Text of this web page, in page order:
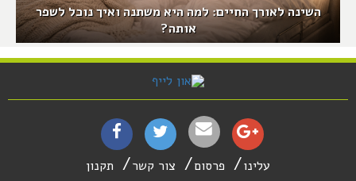
השינה לאורך החיים: למה היא משתנה ואיך נוכל לשפר
אותה?
עלינו פרסום צור קשר תקנון